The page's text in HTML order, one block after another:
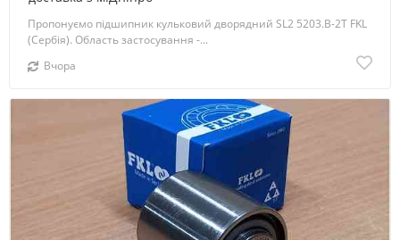
Пропонуємо підшипник кульковий дворядний SL2 5203.B-2T FKL
(Сербія). Область застосування -...
Вчора